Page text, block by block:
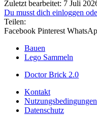
Zuletzt bearbeitet: 7 Juli
Du musst dich einloggen
Teilen:
Facebook Pinterest
Bauen
Lego Sammeln
Doctor Brick 2.0
Kontakt
Nutzungsbedingungen
Datenschutz